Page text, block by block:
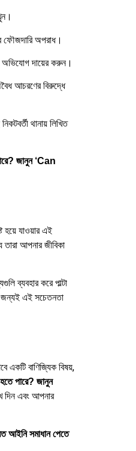
ফৌজদারি অপরাধ।
অভিযোগ দায়ের করুন।
আচরণের বিরুদ্ধে
থানায় লিখিত
জানুন ‘Can
হয়ে যাওয়ার এই
আপনার জীবিকা
ব্যবহার করে পাল্টা
জন্যই এই সচেতনতা
একটি বাণিজ্যিক বিষয়,
হতে পারে? জানুন
দিন এবং আপনার
আইনি সমাধান পেতে